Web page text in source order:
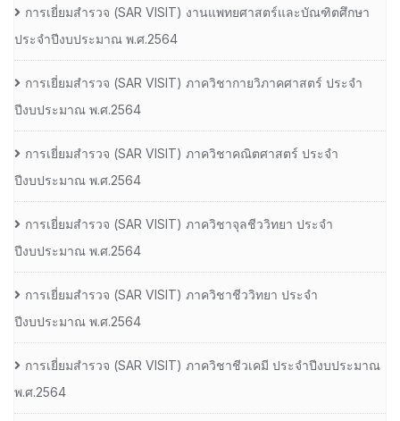
การเยี่ยมสํารวจ (SAR VISIT) งานแพทยศาสตร์และบัณฑิตศึกษา
ประจําปีงบประมาณ พ.ศ.2564
การเยี่ยมสํารวจ (SAR VISIT) ภาควิชากายวิภาคศาสตร์ ประจํา
ปีงบประมาณ พ.ศ.2564
การเยี่ยมสํารวจ (SAR VISIT) ภาควิชาคณิตศาสตร์ ประจํา
ปีงบประมาณ พ.ศ.2564
การเยี่ยมสํารวจ (SAR VISIT) ภาควิชาจุลชีววิทยา ประจํา
ปีงบประมาณ พ.ศ.2564
การเยี่ยมสํารวจ (SAR VISIT) ภาควิชาชีววิทยา ประจํา
ปีงบประมาณ พ.ศ.2564
การเยี่ยมสํารวจ (SAR VISIT) ภาควิชาชีวเคมี ประจําปีงบประมาณ
พ.ศ.2564